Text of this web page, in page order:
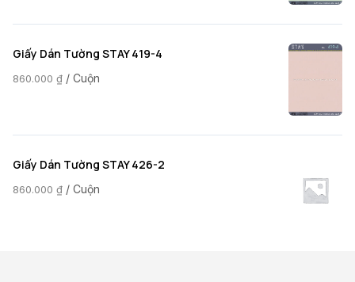
Giấy Dán Tường STAY 419-4
860.000 ₫ / Cuộn
Giấy Dán Tường STAY 426-2
860.000 ₫ / Cuộn